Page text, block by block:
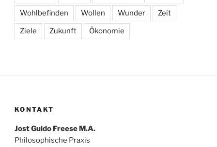
Wohlbefinden Wollen Wunder Zeit
Ziele Zukunft Ökonomie
KONTAKT
Jost Guido Freese M.A.
Philosophische Praxis